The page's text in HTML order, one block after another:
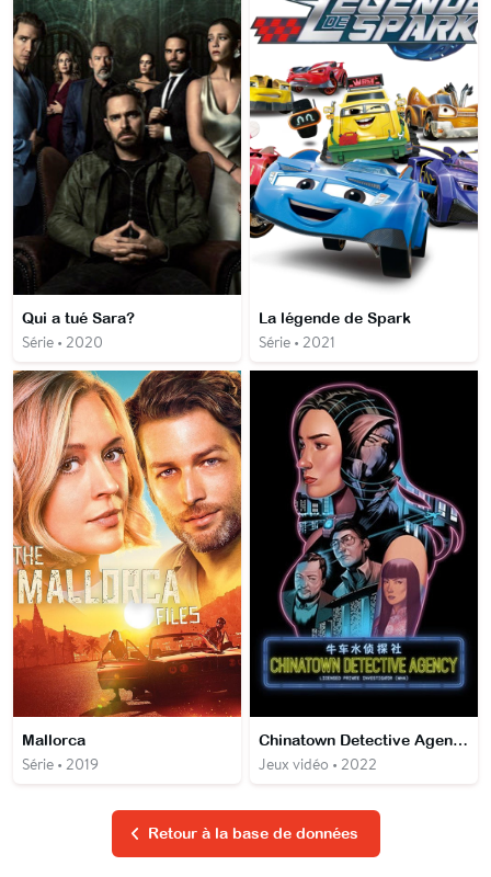
Qui a tué Sara?
Série • 2020
La légende de Spark
Série • 2021
Mallorca
Série • 2019
Chinatown Detective Agency
Jeux vidéo • 2022
Retour à la base de données